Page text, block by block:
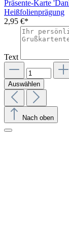
Präsente-Karte
Heißfolienprägung
2,95 €*
Text
Auswählen
Nach oben